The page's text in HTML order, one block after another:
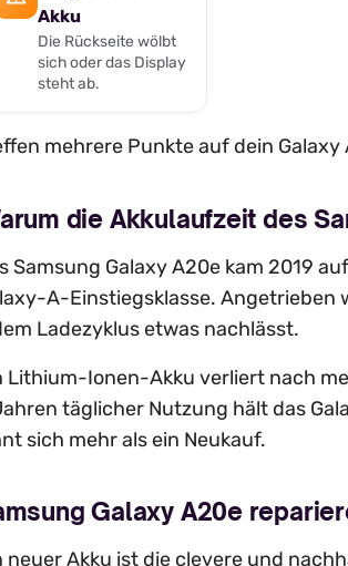
Akku
Die Rückseite wölbt
sich oder das Display
steht ab.
mehrere Punkte auf dein
die Akkulaufzeit des
Samsung Galaxy A20e kam 2019
A-Einstiegsklasse.
Ladezyklus etwas nachlässt.
Lithium-Ionen-Akku verliert nach
täglicher Nutzung hält das
sich mehr als ein Neukauf.
Galaxy A20e
neuer Akku ist die clevere und